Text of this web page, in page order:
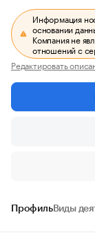
Информация
основании
Компания не
отношений с
Редактировать
ПрофильВиды